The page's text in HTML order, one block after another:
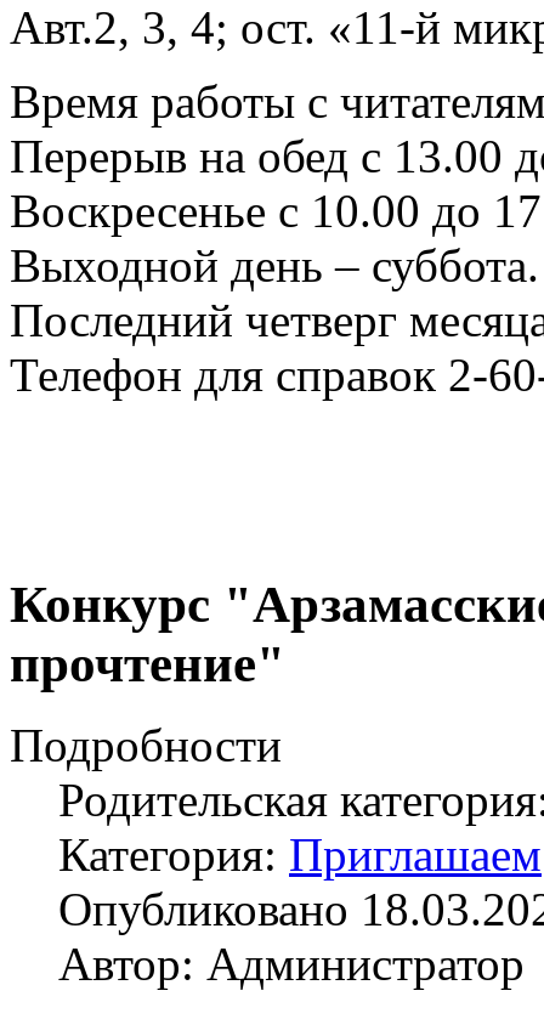
Авт.2, 3, 4; ост. «11-й
Время работы с
Перерыв на обед с 13.00
Воскресенье с 10.00 до
Выходной день – суббота.
Последний четверг
Телефон для справок 2-
Конкурс
прочтение"
Подробности
Родительская
Категория: Приглашаем
Опубликовано
Автор: Администратор